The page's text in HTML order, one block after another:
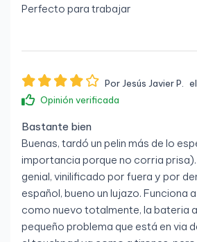
Perfecto para trabajar
Por Jesús Javier P.
Opinión verificada
Bastante bien
Buenas, tardó un pelin más de lo
importancia porque no corria
genial, vinilificado por fuera y por
español, bueno un lujazo. Funciona
como nuevo totalmente, la bateria
pequeño problema que está en via